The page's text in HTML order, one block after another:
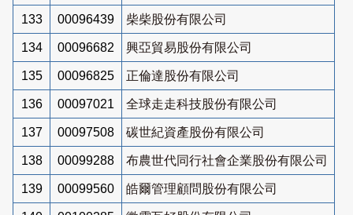
133 00096439 柴柴股份有限公司
134 00096682 興亞貿易股份有限公司
135 00096825 正倫達股份有限公司
136 00097021 全球走走科技股份有限公司
137 00097508 碳世紀資產股份有限公司
138 00099288 布農世代同行社會企業股份有限公司
139 00099560 皓爾管理顧問股份有限公司